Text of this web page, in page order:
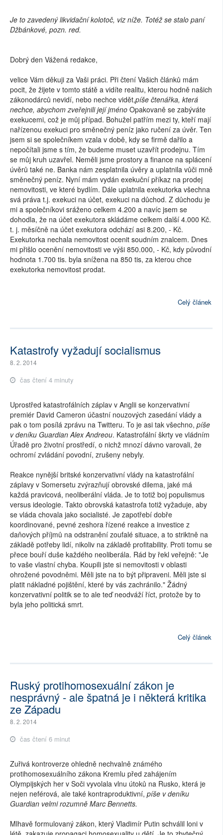
Je to zavedený likvidační kolotoč, viz níže. Totéž se stalo paní
Džbánkové, pozn. red.
Dobrý den Vážená redakce,
velice Vám děkuji za Vaši práci. Při čtení Vašich článků mám
pocit, že žijete v tomto státě a vidíte realitu, kterou hodně našich
zákonodárců nevidí, nebo nechce vidět,píše čtenářka, která
nechce, abychom zveřejnili její jméno Opakovaně se zabýváte
exekucemi, což je můj případ. Bohužel patřím mezi ty, kteří mají
nařízenou exekuci pro směnečný peníz jako ručení za úvěr. Ten
jsem si se společníkem vzala v době, kdy se firmě dařilo a
nepočítali jsme s tím, že budeme muset uzavřít prodejnu. Tím
se můj kruh uzavřel. Neměli jsme prostory a finance na splácení
úvěrů také ne. Banka nám zesplatnila úvěry a uplatnila vůči mně
směnečný peníz. Nyní mám vydán exekuční příkaz na prodej
nemovitosti, ve které bydlím. Dále uplatnila exekutorka všechna
svá práva t.j. exekuci na účet, exekuci na důchod. Z důchodu je
mi a společníkovi sráženo celkem 4.200 a navíc jsem se
dohodla, že na účet exekutora skládáme celkem další 4.000 Kč.
t. j. měsíčně na účet exekutora odchází asi 8.200, - Kč.
Exekutorka nechala nemovitost ocenit soudním znalcem. Dnes
mi přišlo ocenění nemovitosti ve výši 850.000, - Kč, kdy původní
hodnota 1.700 tis. byla snížena na 850 tis, za kterou chce
exekutorka nemovitost prodat.
Celý článek
Katastrofy vyžadují socialismus
8. 2. 2014
čas čtení 4 minuty
Uprostřed katastrofálních záplav v Anglii se konzervativní
premiér David Cameron účastní nouzových zasedání vlády a
pak o tom posílá zprávu na Twitteru. To je asi tak všechno, píše
v deníku Guardian Alex Andreou. Katastrofální škrty ve vládním
Úřadě pro životní prostředí, o nichž mnozí dávno varovali, že
ochromí zvládání povodní, zrušeny nebyly.
Reakce nynější britské konzervativní vlády na katastrofální
záplavy v Somersetu zvýrazňují obrovské dilema, jaké má
každá pravicová, neoliberální vláda. Je to totiž boj populismus
versus ideologie. Takto obrovská katastrofa totiž vyžaduje, aby
se vláda chovala jako socialisté. Je zapotřebí dobře
koordinované, pevné zeshora řízené reakce a investice z
daňových příjmů na odstranění zoufalé situace, a to striktně na
základě potřeby lidí, nikoliv na základě profitability. Proti tomu se
přece bouří duše každého neoliberála. Rád by řekl veřejně: "Je
to vaše vlastní chyba. Koupili jste si nemovitosti v oblasti
ohrožené povodněmi. Měli jste na to být připraveni. Měli jste si
platit nákladné pojištění, které by vás zachránilo." Žádný
konzervativní politik se to ale teď neodváží říct, protože by to
byla jeho politická smrt.
Celý článek
Ruský protihomosexuální zákon je
nesprávný - ale špatná je i některá kritika
ze Západu
8. 2. 2014
čas čtení 6 minut
Zuřivá kontroverze ohledně nechvalně známého
protihomosexuálního zákona Kremlu před zahájením
Olympijských her v Soči vyvolala vlnu útoků na Rusko, která je
nejen neférová, ale také kontraproduktivní, píše v deníku
Guardian velmi rozumně Marc Bennetts.
Mlhavě formulovaný zákon, který Vladimír Putin schválil loni v